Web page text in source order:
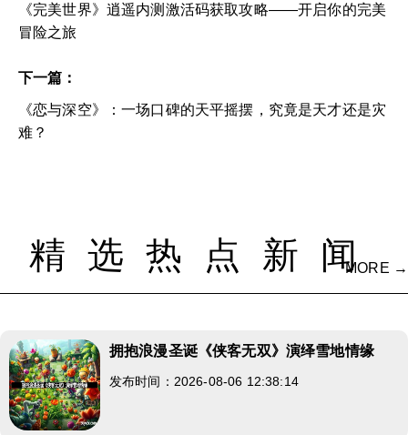
《完美世界》逍遥内测激活码获取攻略——开启你的完美
冒险之旅
下一篇：
《恋与深空》：一场口碑的天平摇摆，究竟是天才还是灾
难？
精选热点新闻
MORE →
拥抱浪漫圣诞《侠客无双》演绎雪地情缘
发布时间：2026-08-06 12:38:14